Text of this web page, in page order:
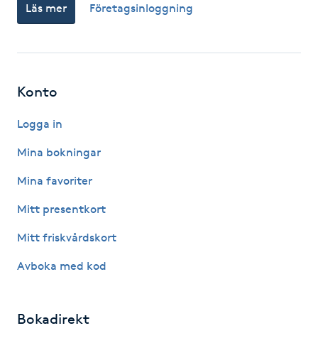
Hårborttagning
Hårvård
Hälsa
IPL
Läs mer Företagsinloggning
Konto
Logga in
Mina bokningar
Mina favoriter
Mitt presentkort
Mitt friskvårdskort
Avboka med kod
Bokadirekt